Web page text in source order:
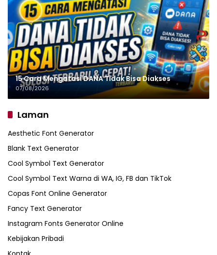
15 Cara Mengatasi DANA Tidak Bisa Diakses
07/08/2026
Laman
Aesthetic Font Generator
Blank Text Generator
Cool Symbol Text Generator
Cool Symbol Text Warna di WA, IG, FB dan TikTok
Copas Font Online Generator
Fancy Text Generator
Instagram Fonts Generator Online
Kebijakan Pribadi